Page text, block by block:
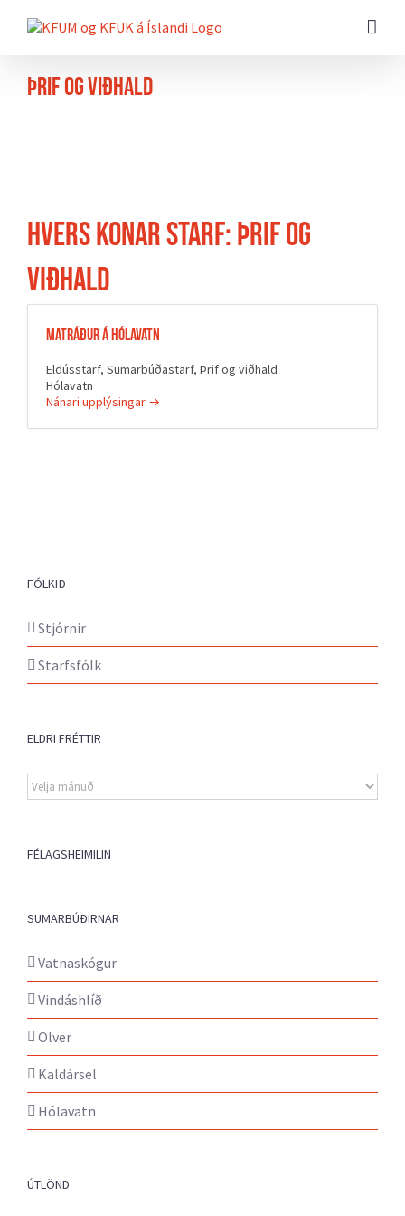
beint
síðunnarÞrif og viðhald
Hvers konar starf:Þrif og
viðhald
Matráður á Hólavatn
Eldússtarf Sumarbúðastarf Þrif og viðhald
Hólavatn
Nánari upplýsingar
FÓLKIÐ
Stjórnir
Starfsfólk
ELDRI FRÉTTIR
Eldri
fréttir
FÉLAGSHEIMILIN
SUMARBÚÐIRNAR
Vatnaskógur
Vindáshlíð
Ölver
Kaldársel
Hólavatn
ÚTLÖND